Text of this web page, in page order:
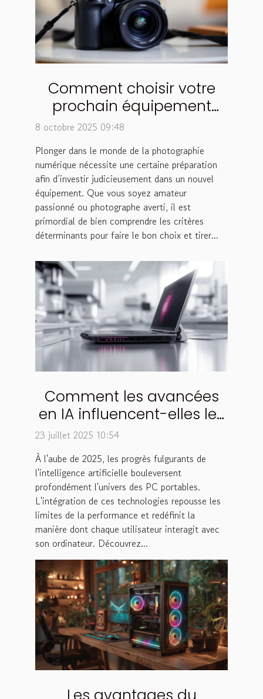
Comment choisir votre
prochain équipement
photo numérique ?
8 octobre 2025 09:48
Plonger dans le monde de la photographie
numérique nécessite une certaine préparation
afin d’investir judicieusement dans un nouvel
équipement. Que vous soyez amateur
passionné ou photographe averti, il est
primordial de bien comprendre les critères
déterminants pour faire le bon choix et tirer...
Comment les avancées
en IA influencent-elles les
performances des PC
portables en 2025 ?
23 juillet 2025 10:54
À l'aube de 2025, les progrès fulgurants de
l'intelligence artificielle bouleversent
profondément l'univers des PC portables.
L'intégration de ces technologies repousse les
limites de la performance et redéfinit la
manière dont chaque utilisateur interagit avec
son ordinateur. Découvrez...